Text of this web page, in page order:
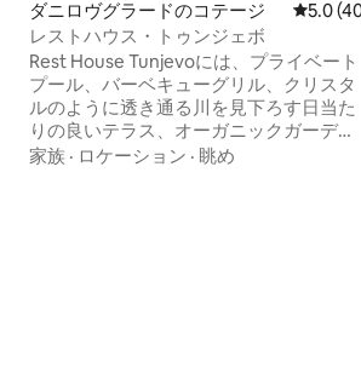
ダニロヴグラードのコテージ レビュ
5.0
レストハウス・トゥンジェボ
Rest House Tunjevoには、プライベート
プール、バーベキューグリル、クリスタ
ルのように透き通る川を見下ろす日当た
りの良いテラス、オーガニックガーデ
ン、プライベート駐車場があります。 レ
家族 · ロケーション · 眺め